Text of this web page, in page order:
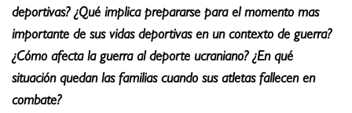
deportivas? ¿Qué implica prepararse para el momento mas
importante de sus vidas deportivas en un contexto de guerra?
¿Cómo afecta la guerra al deporte ucraniano? ¿En qué
situación quedan las familias cuando sus atletas fallecen en
combate?